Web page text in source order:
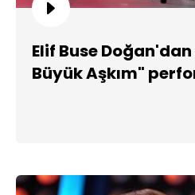
Elif Buse
Büyük Aşkım"